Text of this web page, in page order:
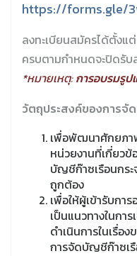
https://forms.gle/
ลงทะเบียนสมัครได้ตั้งแ
ครบตามกำหนดจะปิดรับ
*หมายเหตุ:การอบรมรูป
วัตถุประสงค์ของการจั
เพื่อพัฒนาศักยภา
หน่วยงานที่เกี่ยวข้
บัญชีก๊าซเรือนกระ
ถูกต้อง
เพื่อให้ผู้เข้ารับกา
เป็นแนวทางในกา
ดำเนินการในเรื่อ
การจัดบัญชีก๊าซเรื